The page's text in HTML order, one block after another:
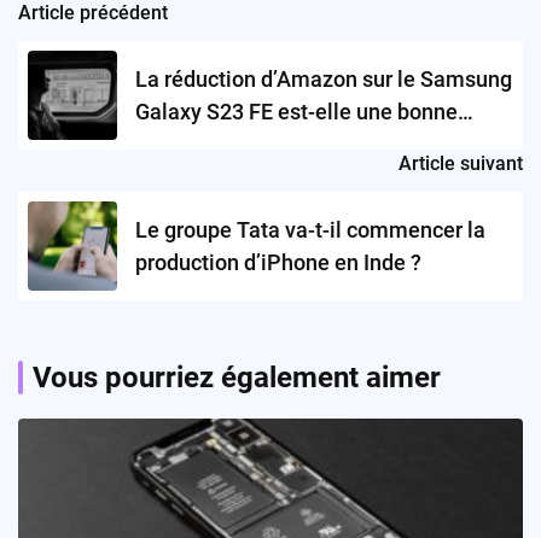
Post
navigation
Article précédent
La réduction d’Amazon sur le Samsung
Galaxy S23 FE est-elle une bonne
Article suivant
Le groupe Tata va-t-il commencer la
production d’iPhone en Inde ?
Vous pourriez également aimer